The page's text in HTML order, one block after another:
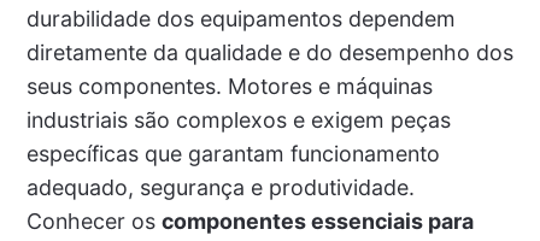
durabilidade dos equipamentos dependem
diretamente da qualidade e do desempenho dos
seus componentes. Motores e máquinas
industriais são complexos e exigem peças
específicas que garantam funcionamento
adequado, segurança e produtividade.
Conhecer os componentes essenciais para